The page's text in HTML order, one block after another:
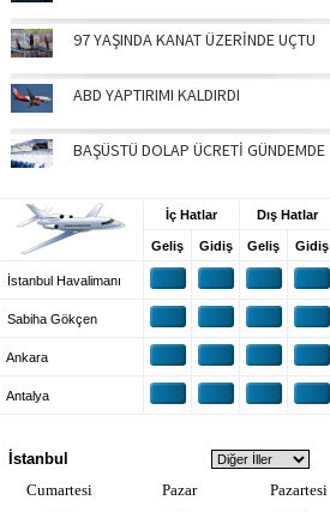
97 YAŞINDA KANAT ÜZERİNDE UÇTU
ABD YAPTIRIMI KALDIRDI
BAŞÜSTÜ DOLAP ÜCRETİ GÜNDEMDE
İç Hatlar Dış Hatlar
Geliş Gidiş Geliş Gidiş
İstanbul Havalimanı
Sabiha Gökçen
Ankara
Antalya
İstanbul
Cumartesi
Pazar Pazartesi